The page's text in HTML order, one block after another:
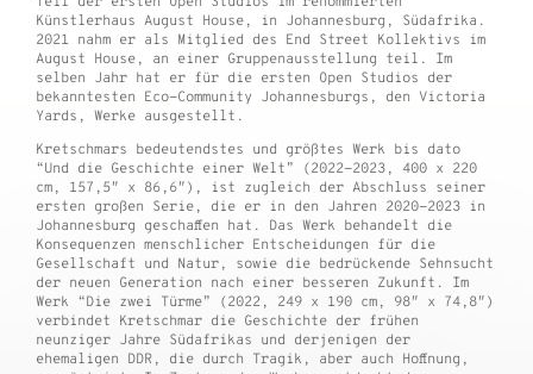
Künstlerhaus August House, in Johannesburg, Südafrika.
2021 nahm er als Mitglied des End Street Kollektivs im
August House, an einer Gruppenausstellung teil. Im
selben Jahr hat er für die ersten Open Studios der
bekanntesten Eco-Community Johannesburgs, den Victoria
Yards, Werke ausgestellt.
Kretschmars bedeutendstes und größtes Werk bis dato
“Und die Geschichte einer Welt” (2022-2023, 400 x 220
cm, 157,5″ x 86,6″), ist zugleich der Abschluss seiner
ersten großen Serie, die er in den Jahren 2020-2023 in
Johannesburg geschaffen hat. Das Werk behandelt die
Konsequenzen menschlicher Entscheidungen für die
Gesellschaft und Natur, sowie die bedrückende Sehnsucht
der neuen Generation nach einer besseren Zukunft. Im
Werk “Die zwei Türme” (2022, 249 x 190 cm, 98″ x 74,8″)
verbindet Kretschmar die Geschichte der frühen
neunziger Jahre Südafrikas und derjenigen der
ehemaligen DDR, die durch Tragik, aber auch Hoffnung,